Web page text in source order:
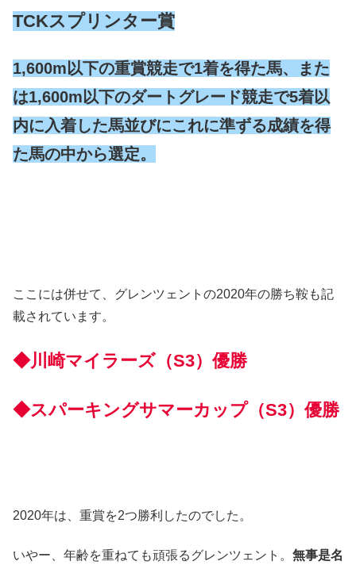
TCKスプリンター賞
1,600m以下の重賞競走で1着を得た馬、また
は1,600m以下のダートグレード競走で5着以
内に入着した馬並びにこれに準ずる成績を得
た馬の中から選定。
ここには併せて、グレンツェントの2020年の勝ち鞍も記
載されています。
◆川崎マイラーズ（S3）優勝
◆スパーキングサマーカップ（S3）優勝
2020年は、重賞を2つ勝利したのでした。
いやー、年齢を重ねても頑張るグレンツェント。 無事是名